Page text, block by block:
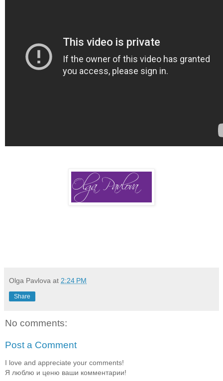
Olga Pavlova at 2:24 PM
Share
No comments:
Post a Comment
I love and appreciate your comments!
Я люблю и ценю ваши комментарии!